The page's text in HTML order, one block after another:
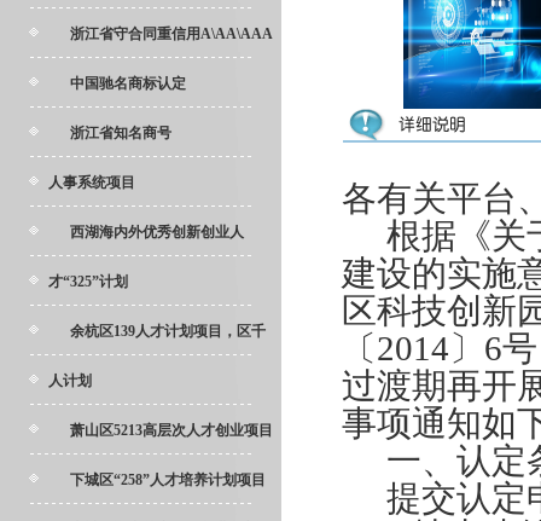
浙江省守合同重信用A\AA\AAA
中国驰名商标认定
浙江省知名商号
人事系统项目
西湖海内外优秀创新创业人
才“325”计划
余杭区139人才计划项目，区千
人计划
萧山区5213高层次人才创业项目
下城区“258”人才培养计划项目
各有关平台
根据《关
建设的实施
区科技创新
〔2014〕6
过渡期再开
事项通知如
一、认定
提交认定